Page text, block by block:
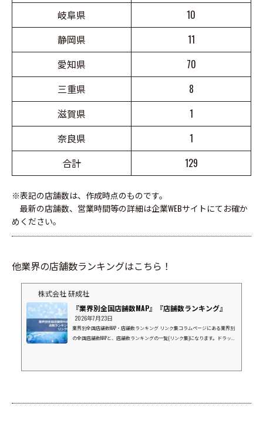
岐阜県
10
静岡県
11
愛知県
70
三重県
8
滋賀県
1
奈良県
1
合計
129
※表記の店舗数は、作成時点のものです。
最新の店舗数、営業時間等の詳細は企業WEBサイトにてお確か
めください。
他業界の店舗数ランキングはこちら！
株式会社 研成社
『業界別全国店舗数MAP』『店舗数ランキング』
2026年7月23日
業界別全国店舗数MAP・店舗数ランキング リンク集コラムページにある業界別
の全国店舗数MAPと、店舗数ランキングの一覧(リンク集)になります。ドラッグ